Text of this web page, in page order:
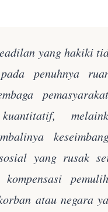
yang hakiki
penuhnya
yang rusak
kompensasi
atau negara